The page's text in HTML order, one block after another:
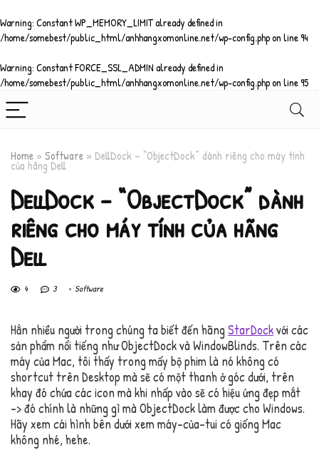
Warning: Constant WP_MEMORY_LIMIT already defined in
/home/somebest/public_html/anhhangxomonline.net/wp-config.phpon line94
Warning: Constant FORCE_SSL_ADMIN already defined in
/home/somebest/public_html/anhhangxomonline.net/wp-config.phpon line95
Home » Software » DellDock – “ObjectDock” dành riêng cho máy tính
của hãng Dell
DellDock – “ObjectDock” dành
riêng cho máy tính của hãng
Dell
4 3 Software
Hẳn nhiều người trong chúng ta biết đến hãng StarDockvới các
sản phẩm nổi tiếng như ObjectDock và WindowBlinds. Trên các
máy của Mac, tôi thấy trong mấy bộ phim là nó không có
shortcut trên Desktop mà sẽ có một thanh ở góc dưới, trên
khay đó chứa các icon mà khi nhấp vào sẽ có hiệu ứng đẹp mắt
-> đó chính là những gì mà ObjectDock làm được cho Windows.
Hãy xem cái hình bên dưới xem máy-của-tui có giống Mac
không nhé, hehe.